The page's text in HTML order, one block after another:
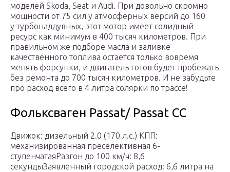
моделей Skoda, Seat и Audi. При довольно скромно
мощности от 75 сил у атмосферных версий до 160
у турбонаддувных, этот мотор имеет солидный
ресурс как минимум в 400 тысяч километров. При
правильном же подборе масла и заливке
качественного топлива остается только вовремя
менять форсунки, и двигатель готов будет пробежать
без ремонта до 700 тысяч километров. И не забудьте
про расход всего в 4 литра солярки по трассе!
Фольксваген Passat/ Passat CC
Движок: дизельный 2.0 (170 л.с.) КПП:
механизированная преселективная 6-
ступенчатаяРазгон до 100 км/ч: 8,6
секундыЗаявленный городской расход: 6,6 литра на